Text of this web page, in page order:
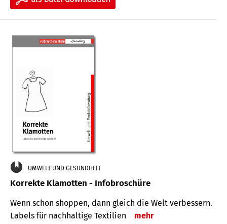
UMWELT UND GESUNDHEIT
Korrekte Klamotten - Infobroschüre
Wenn schon shoppen, dann gleich die Welt verbessern.
Labels für nachhaltige Textilien
mehr